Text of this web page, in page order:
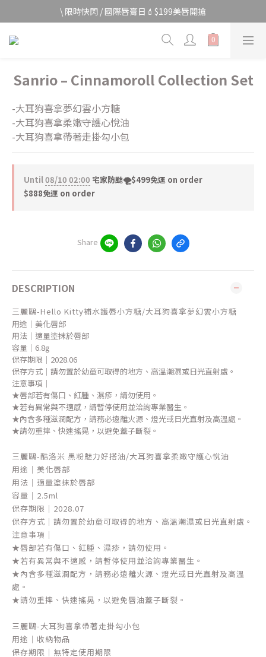
宅家防颱🌀全館$499免運費
\ 限時快閃 / 國際唇膏日💄$199美唇開搶
宅家防颱🌀全館$499免運費
Sanrio – Cinnamoroll Collection Set
-大耳狗喜拿夢幻雲小方糖
-大耳狗喜拿柔嫩守護心悅油
-大耳狗喜拿帶著走掛勾小包
Until08/10 02:00 宅家防颱🌪️$499免運 on order
$888免運 on order
Share
DESCRIPTION
三麗鷗-Hello Kitty補水護唇小方糖/大耳狗喜拿夢幻雲小方糖
用途｜美化唇部
用法｜適量塗抹於唇部
容量｜6.8g
保存期限｜2028.06
保存方式｜請勿置於幼童可取得的地方、高溫潮濕或日光直射處。
注意事項｜
★唇部若有傷口、紅腫、濕疹，請勿使用。
★若有異常與不適感，請暫停使用並洽詢專業醫生。
★內含多種滋潤配方，請務必遠離火源、燈光或日光直射及高溫處。
★請勿重摔、快速搖晃，以避免蓋子斷裂。
三麗鷗-酷洛米 黑粉魅力好搭油/大耳狗喜拿柔嫩守護心悅油
用途｜美化唇部
用法｜適量塗抹於唇部
容量｜2.5ml
保存期限｜2028.07
保存方式｜請勿置於幼童可取得的地方、高溫潮濕或日光直射處。
注意事項｜
★唇部若有傷口、紅腫、濕疹，請勿使用。
★若有異常與不適感，請暫停使用並洽詢專業醫生。
★內含多種滋潤配方，請務必遠離火源、燈光或日光直射及高溫
處。
★請勿重摔、快速搖晃，以避免唇油蓋子斷裂。
三麗鷗-大耳狗喜拿帶著走掛勾小包
用途｜收納物品
保存期限｜無特定使用期限